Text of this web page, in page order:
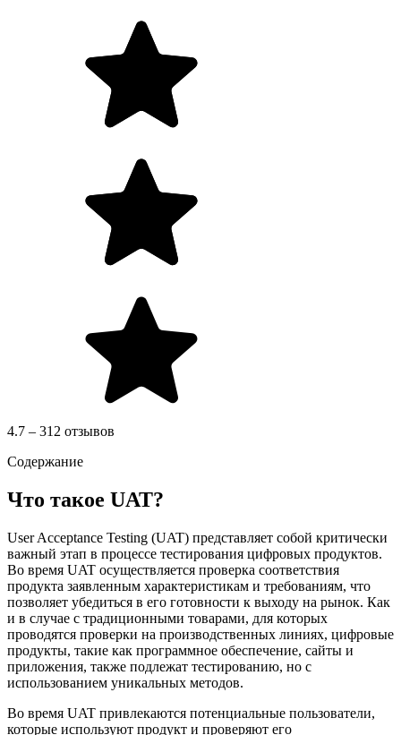
4.7 – 312 отзывов
Содержание
Что такое UAT?
User Acceptance Testing (UAT) представляет собой критически
важный этап в процессе тестирования цифровых продуктов.
Во время UAT осуществляется проверка соответствия
продукта заявленным характеристикам и требованиям, что
позволяет убедиться в его готовности к выходу на рынок. Как
и в случае с традиционными товарами, для которых
проводятся проверки на производственных линиях, цифровые
продукты, такие как программное обеспечение, сайты и
приложения, также подлежат тестированию, но с
использованием уникальных методов.
Во время UAT привлекаются потенциальные пользователи,
которые используют продукт и проверяют его